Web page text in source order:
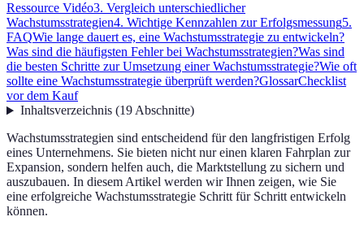
Ressource Vidéo3. Vergleich unterschiedlicher
Wachstumsstrategien4. Wichtige Kennzahlen zur Erfolgsmessung5.
FAQWie lange dauert es, eine Wachstumsstrategie zu entwickeln?
Was sind die häufigsten Fehler bei Wachstumsstrategien?Was sind
die besten Schritte zur Umsetzung einer Wachstumsstrategie?Wie oft
sollte eine Wachstumsstrategie überprüft werden?GlossarChecklist
vor dem Kauf
Inhaltsverzeichnis(19Abschnitte)
Wachstumsstrategien sind entscheidend für den langfristigen Erfolg
eines Unternehmens. Sie bieten nicht nur einen klaren Fahrplan zur
Expansion, sondern helfen auch, die Marktstellung zu sichern und
auszubauen. In diesem Artikel werden wir Ihnen zeigen, wie Sie
eine erfolgreiche Wachstumsstrategie Schritt für Schritt entwickeln
können.